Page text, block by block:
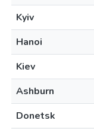
Kyiv
Hanoi
Kiev
Ashburn
Donetsk